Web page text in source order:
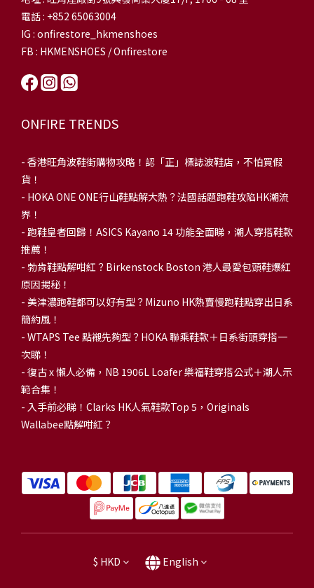
電話 : +852 65063004
IG : onfirestore_hkmenshoes
FB : HKMENSHOES / Onfirestore
ONFIRE TRENDS
- 香港旺角波鞋街購物攻略！認「正」標誌波鞋店，不怕買假
貨！
- HOKA ONE ONE行山鞋點解大熱？法國話題跑鞋攻陷HK潮流
界！
- 跑鞋皇者回歸！ASICS Kayano 14 功能全面睇，潮人穿搭鞋款
推薦！
- 勃肯鞋點解咁紅？Birkenstock Boston 港人最愛包頭鞋爆紅
原因揭秘！
- 美津濃跑鞋都可以好有型？Mizuno HK熱賣慢跑鞋點穿出日系
簡約風！
- WTAPS Tee 點襯先夠型？HOKA 聯乘鞋款＋日系街頭穿搭一
次睇！
- 復古 x 懶人必備，NB 1906L Loafer 樂福鞋穿搭公式＋潮人示
範合集！
- 入手前必睇！Clarks HK人氣鞋款Top 5，Originals
Wallabee點解咁紅？
$ HKD English